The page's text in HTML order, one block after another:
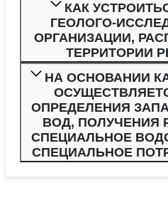
КАК
ГЕОЛОГО-
ОРГАНИЗАЦИИ,
ТЕРРИТОРИИ
НА ОСНОВАНИИ
ОПРЕДЕЛЕНИЯ
ВОД, ПОЛУЧЕНИЯ
СПЕЦИАЛЬНОЕ
СПЕЦИАЛЬНОЕ